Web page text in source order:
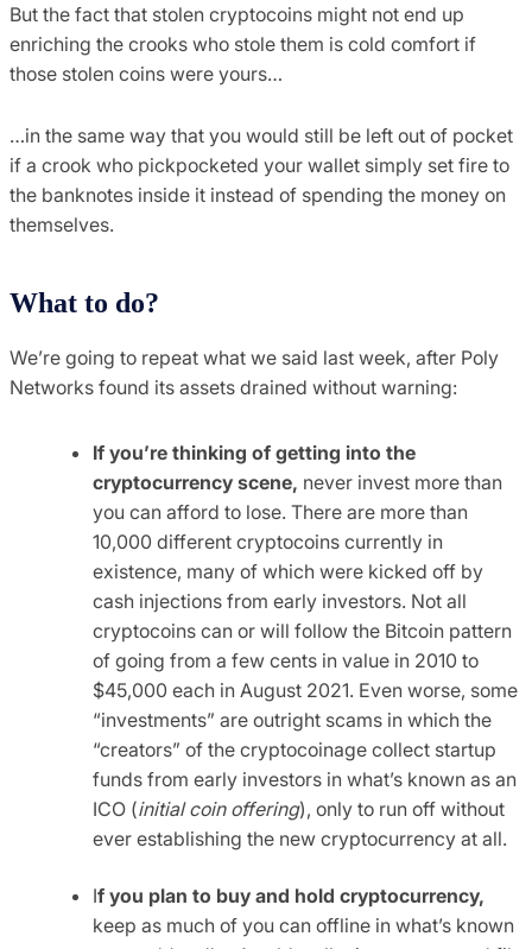
But the fact that stolen cryptocoins might not end up
enriching the crooks who stole them is cold comfort if
those stolen coins were yours…
…in the same way that you would still be left out of pocket
if a crook who pickpocketed your wallet simply set fire to
the banknotes inside it instead of spending the money on
themselves.
What to do?
We’re going to repeat what we said last week, after Poly
Networks found its assets drained without warning:
If you’re thinking of getting into the
cryptocurrency scene, never invest more than
you can afford to lose. There are more than
10,000 different cryptocoins currently in
existence, many of which were kicked off by
cash injections from early investors. Not all
cryptocoins can or will follow the Bitcoin pattern
of going from a few cents in value in 2010 to
$45,000 each in August 2021. Even worse, some
“investments” are outright scams in which the
“creators” of the cryptocoinage collect startup
funds from early investors in what’s known as an
ICO (initial coin offering), only to run off without
ever establishing the new cryptocurrency at all.
If you plan to buy and hold cryptocurrency,
keep as much of you can offline in what’s known